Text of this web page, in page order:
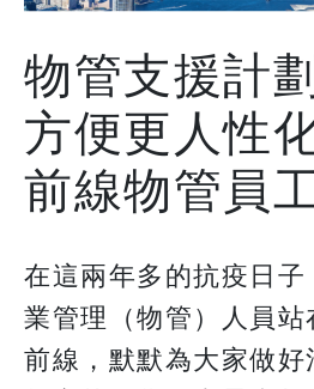
物管支援計
方便更人性
前線物管員
在這兩年多的抗疫日
業管理（物管）人員
前線，默默為大家做